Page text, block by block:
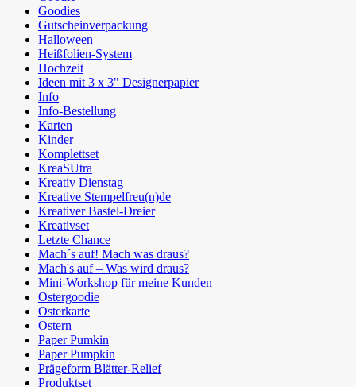
Goodies
Gutscheinverpackung
Halloween
Heißfolien-System
Hochzeit
Ideen mit 3 x 3" Designerpapier
Info
Info-Bestellung
Karten
Kinder
Komplettset
KreaSUtra
Kreativ Dienstag
Kreative Stempelfreu(n)de
Kreativer Bastel-Dreier
Kreativset
Letzte Chance
Mach´s auf! Mach was draus?
Mach's auf – Was wird draus?
Mini-Workshop für meine Kunden
Ostergoodie
Osterkarte
Ostern
Paper Pumkin
Paper Pumpkin
Prägeform Blätter-Relief
Produktset